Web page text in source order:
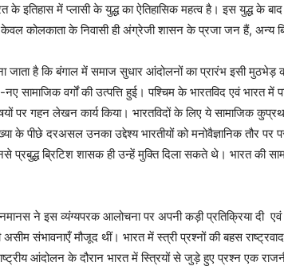
इतिहास में प्लासी के युद्ध का ऐतिहासिक महत्व है। इस युद्ध के
केवल कोलकाता के निवासी ही अंग्रेजी शासन के प्रजा जन हैं, अन्य
जाता है कि बंगाल में समाज सुधार आंदोलनों का प्रारंभ इसी
सामाजिक वर्गों की उत्पत्ति हुई। पश्चिम के भारतविद एवं भारत में
पर गहन लेखन कार्य किया। भारतविदों के लिए ये सामाजिक
के पीछे दरअसल उनका उद्देश्य भारतीयों को मनोवैज्ञानिक तौर
प्रबुद्ध ब्रिटिश शासक ही उन्हें मुक्ति दिला सकते थे। भारत की
ने इस व्यंग्यपरक आलोचना पर अपनी कड़ी प्रतिक्रिया दी
संभावनाएँ मौजूद थीं। भारत में स्त्री प्रश्नों की बहस राष्ट्रवाद
आंदोलन के दौरान भारत में स्त्रियों से जुड़े हुए प्रश्न एक